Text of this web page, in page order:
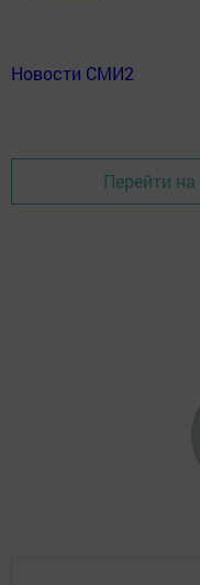
Новости СМИ2
Перейти